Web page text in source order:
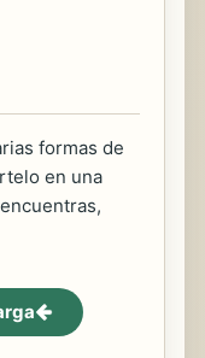
formas de
en una